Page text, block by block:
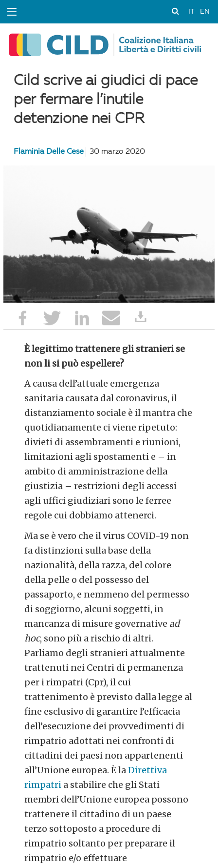
EN
Cild scrive ai giudici di pace
per fermare l’inutile
detenzione nei CPR
Flaminia Delle Cese 30 marzo 2020
È legittimo trattenere gli stranieri se
non li si può espellere?
A causa dell’attuale emergenza
sanitaria causata dal coronavirus, il
distanziamento sociale è il mantra che
quotidianamente ci viene ripetuto:
divieti di assembramenti e riunioni,
limitazioni agli spostamenti e – in
ambito di amministrazione della
giustizia – restrizioni degli accessi
agli uffici giudiziari sono le ferree
regole cui dobbiamo attenerci.
Ma se è vero che il virus COVID-19 non
fa distinzioni sulla base della
nazionalità, della razza, del colore
della pelle o del possesso del
passaporto, e nemmeno del permesso
di soggiorno, alcuni soggetti, in
mancanza di misure governative ad
hoc, sono più a rischio di altri.
Parliamo degli stranieri attualmente
trattenuti nei Centri di permanenza
per i rimpatri (Cpr), il cui
trattenimento è previsto dalla legge al
fine esclusivo di garantire l’efficacia
dell’esecuzione dei provvedimenti di
rimpatrio adottati nei confronti di
cittadini dei paesi non appartenenti
all’Unione europea.ÈlaDirettiva
rimpatri a stabilire che gli Stati
membri dell’Unione europea possono
trattenere il cittadino di un paese
terzo sottoposto a procedure di
rimpatrio soltanto per preparare il
rimpatrio e/o effettuare